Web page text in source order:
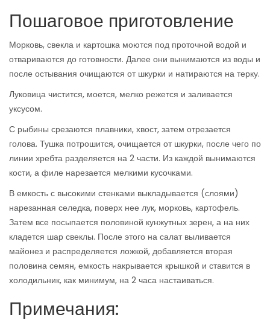
Пошаговое приготовление
Морковь, свекла и картошка моются под проточной водой и
отвариваются до готовности. Далее они вынимаются из воды и
после остывания очищаются от шкурки и натираются на терку.
Луковица чистится, моется, мелко режется и заливается
уксусом.
С рыбины срезаются плавники, хвост, затем отрезается
голова. Тушка потрошится, очищается от шкурки, после чего по
линии хребта разделяется на 2 части. Из каждой вынимаются
кости, а филе нарезается мелкими кусочками.
В емкость с высокими стенками выкладывается (слоями)
нарезанная селедка, поверх нее лук, морковь, картофель.
Затем все посыпается половиной кунжутных зерен, а на них
кладется шар свеклы. После этого на салат выливается
майонез и распределяется ложкой, добавляется вторая
половина семян, емкость накрывается крышкой и ставится в
холодильник, как минимум, на 2 часа настаиваться.
Примечания: